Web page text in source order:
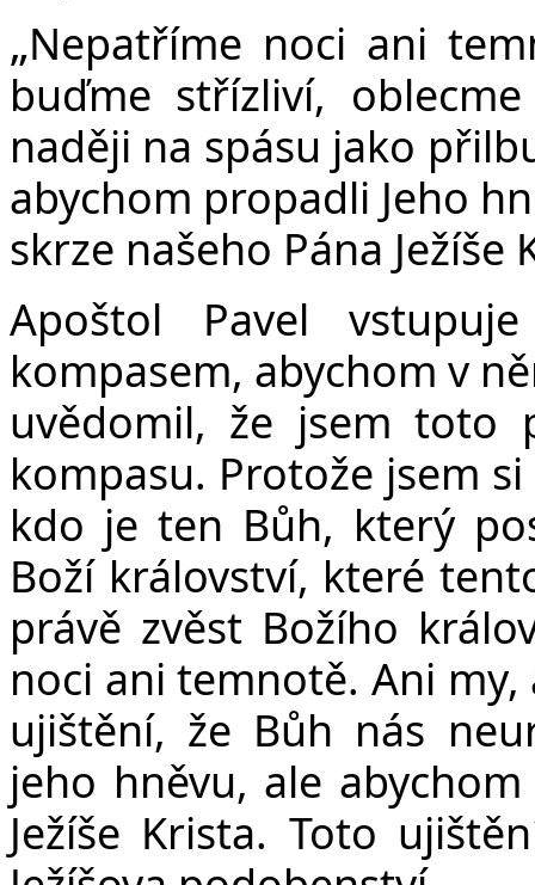
„Nepatříme noci ani
buďme střízliví,
naději na spásu jako
abychom propadli Jeho
skrze našeho Pána Ježíše
Apoštol Pavel
kompasem, abychom v
uvědomil, že jsem toto
kompasu. Protože jsem
kdo je ten Bůh, který
Boží království, které
právě zvěst Božího
noci ani temnotě. Ani
ujištění, že Bůh nás
jeho hněvu, ale
Ježíše Krista. Toto